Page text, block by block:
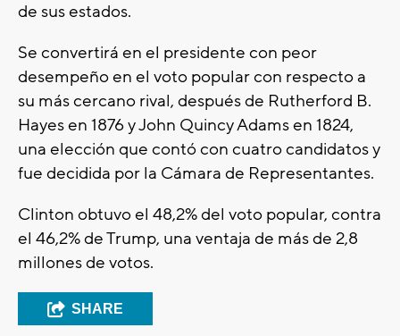
de sus estados.
Se convertirá en el presidente con peor
desempeño en el voto popular con respecto a
su más cercano rival, después de Rutherford B.
Hayes en 1876 y John Quincy Adams en 1824,
una elección que contó con cuatro candidatos y
fue decidida por la Cámara de Representantes.
Clinton obtuvo el 48,2% del voto popular, contra
el 46,2% de Trump, una ventaja de más de 2,8
millones de votos.
SHARE